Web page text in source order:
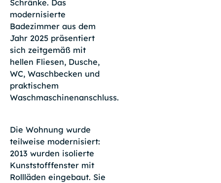
Schränke. Das
modernisierte
Badezimmer aus dem
Jahr 2025 präsentiert
sich zeitgemäß mit
hellen Fliesen, Dusche,
WC, Waschbecken und
praktischem
Waschmaschinenanschluss.
Die Wohnung wurde
teilweise modernisiert:
2013 wurden isolierte
Kunststofffenster mit
Rollläden eingebaut. Sie